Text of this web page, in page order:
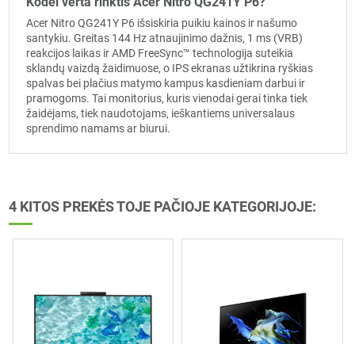
Acer Nitro QG241Y P6 išsiskiria puikiu kainos ir našumo
santykiu. Greitas 144 Hz atnaujinimo dažnis, 1 ms (VRB)
reakcijos laikas ir AMD FreeSync™ technologija suteikia
sklandų vaizdą žaidimuose, o IPS ekranas užtikrina ryškias
spalvas bei plačius matymo kampus kasdieniam darbui ir
pramogoms. Tai monitorius, kuris vienodai gerai tinka tiek
žaidėjams, tiek naudotojams, ieškantiems universalaus
sprendimo namams ar biurui.
4 KITOS PREKĖS TOJE PAČIOJE KATEGORIJOJE: